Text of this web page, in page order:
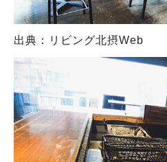
出典：リビング北摂Web